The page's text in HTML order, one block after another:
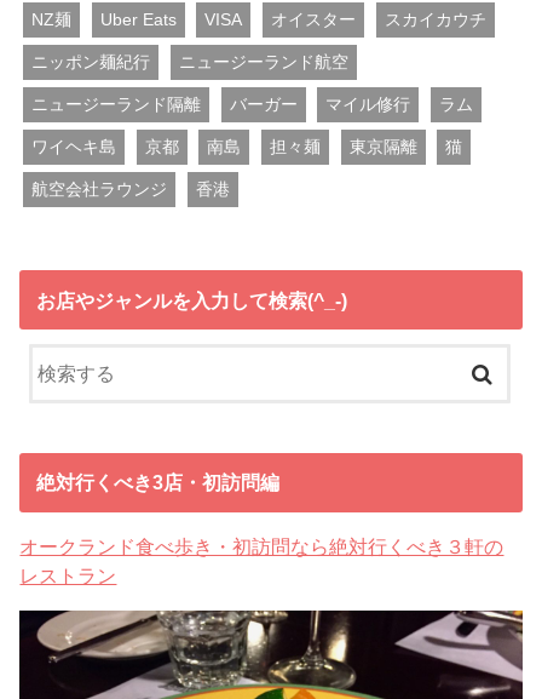
NZ麺 Uber Eats VISA オイスター スカイカウチ
ニッポン麺紀行 ニュージーランド航空
ニュージーランド隔離 バーガー マイル修行 ラム
ワイヘキ島 京都 南島 担々麺 東京隔離 猫
航空会社ラウンジ 香港
お店やジャンルを入力して検索(^_-)
絶対行くべき3店・初訪問編
オークランド食べ歩き・初訪問なら絶対行くべき３軒の
レストラン